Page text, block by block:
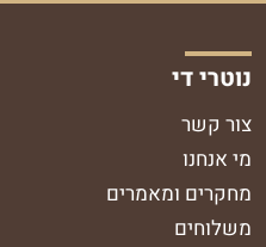
נוטרי די
צור קשר
מי אנחנו
מחקרים ומאמרים
משלוחים